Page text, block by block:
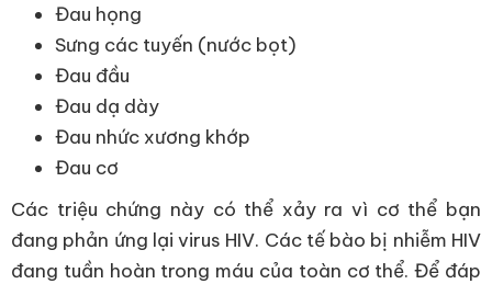
Đau họng
Sưng các tuyến (nước bọt)
Đau đầu
Đau dạ dày
Đau nhức xương khớp
Đau cơ
Các triệu chứng này có thể xảy ra vì cơ thể bạn
đang phản ứng lại virus HIV. Các tế bào bị nhiễm HIV
đang tuần hoàn trong máu của toàn cơ thể. Để đáp